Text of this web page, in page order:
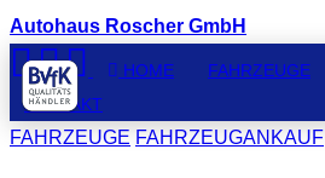
Autohaus Roscher GmbH
HOME FAHRZEUGE
KONTAKT
FAHRZEUGE FAHRZEUGANKAUF